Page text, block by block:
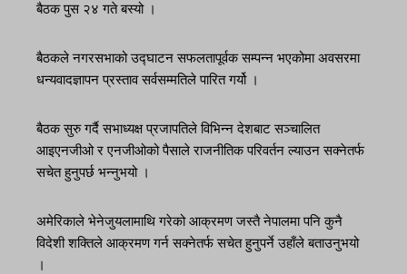
बैठक पुस २४ गते बस्यो ।
बैठकले नगरसभाको उद्घाटन सफलतापूर्वक सम्पन्न भएकोमा अवसरमा
धन्यवादज्ञापन प्रस्ताव सर्वसम्मतिले पारित गर्यो ।
बैठक सुरु गर्दै सभाध्यक्ष प्रजापतिले विभिन्न देशबाट सञ्चालित
आइएनजीओ र एनजीओको पैसाले राजनीतिक परिवर्तन ल्याउन सक्नेतर्फ
सचेत हुनुपर्छ भन्नुभयो ।
अमेरिकाले भेनेजुयलामाथि गरेको आक्रमण जस्तै नेपालमा पनि कुनै
विदेशी शक्तिले आक्रमण गर्न सक्नेतर्फ सचेत हुनुपर्ने उहाँले बताउनुभयो
।